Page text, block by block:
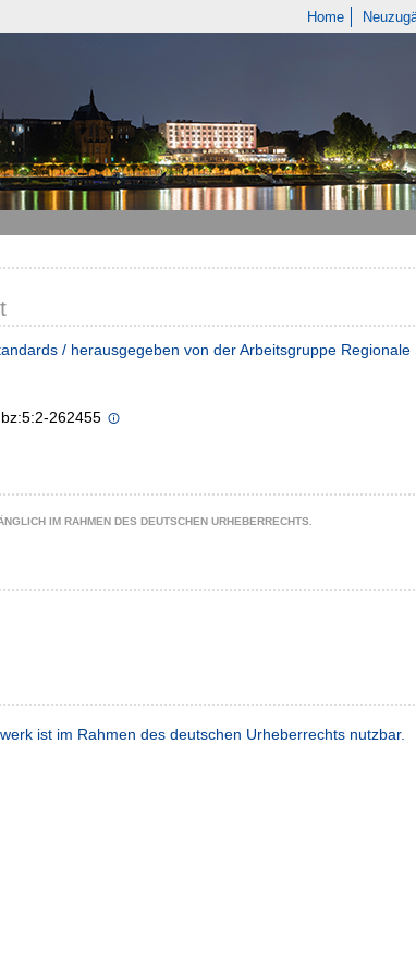
Home
/ herausgegeben von der Arbeitsgruppe
262455
IM RAHMEN DES DEUTSCHEN URHEBERRECHTS.
ist im Rahmen des deutschen Urheberrechts nutzbar.